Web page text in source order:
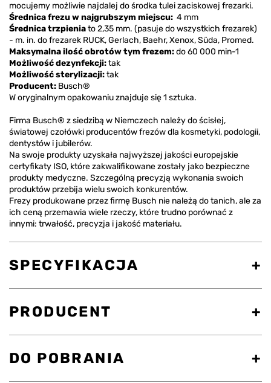
mocujemy możliwie najdalej do środka tulei zaciskowej frezarki.
Średnica frezu w najgrubszym miejscu: 4 mm
Średnica trzpieniato 2,35 mm. (pasuje do wszystkich frezarek)
- m. in. do frezarek RUCK, Gerlach, Baehr, Xenox, Süda, Promed.
Maksymalna ilość obrotów tym frezem:do 60 000 min-1
Możliwość dezynfekcji:tak
Możliwość sterylizacji:tak
Producent: Busch®
W oryginalnym opakowaniu znajduje się 1 sztuka.
Firma Busch® z siedzibą w Niemczech należy do ścisłej,
światowej czołówki producentów frezów dla kosmetyki, podologii,
dentystów i jubilerów.
Na swoje produkty uzyskała najwyższej jakości europejskie
certyfikaty ISO, które zakwalifikowane zostały jako bezpieczne
produkty medyczne. Szczególną precyzją wykonania swoich
produktów przebija wielu swoich konkurentów.
Frezy produkowane przez firmę Busch nie należą do tanich, ale za
ich ceną przemawia wiele rzeczy, które trudno porównać z
innymi: trwałość, precyzja i jakość materiału.
SPECYFIKACJA
PRODUCENT
DO POBRANIA